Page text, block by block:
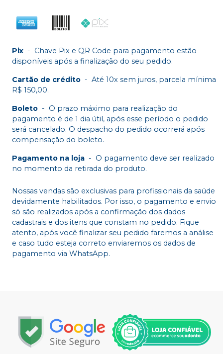
Pix - Chave Pix e QR Code para pagamento estão
disponíveis após a finalização do seu pedido.
Cartão de crédito - Até 10x sem juros, parcela mínima
R$ 150,00.
Boleto - O prazo máximo para realização do
pagamento é de 1 dia útil, após esse período o pedido
será cancelado. O despacho do pedido ocorrerá após
compensação do boleto.
Pagamento na loja - O pagamento deve ser realizado
no momento da retirada do produto.
Nossas vendas são exclusivas para profissionais da saúde
devidamente habilitados. Por isso, o pagamento e envio
só são realizados após a confirmação dos dados
cadastrais e dos itens que constam no pedido. Fique
atento, após você finalizar seu pedido faremos a análise
e caso tudo esteja correto enviaremos os dados de
pagamento via WhatsApp.